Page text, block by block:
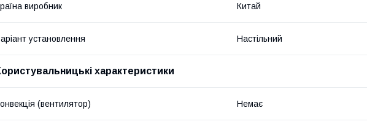
виробник Китай
установлення Настільний
характеристики
(вентилятор) Немає